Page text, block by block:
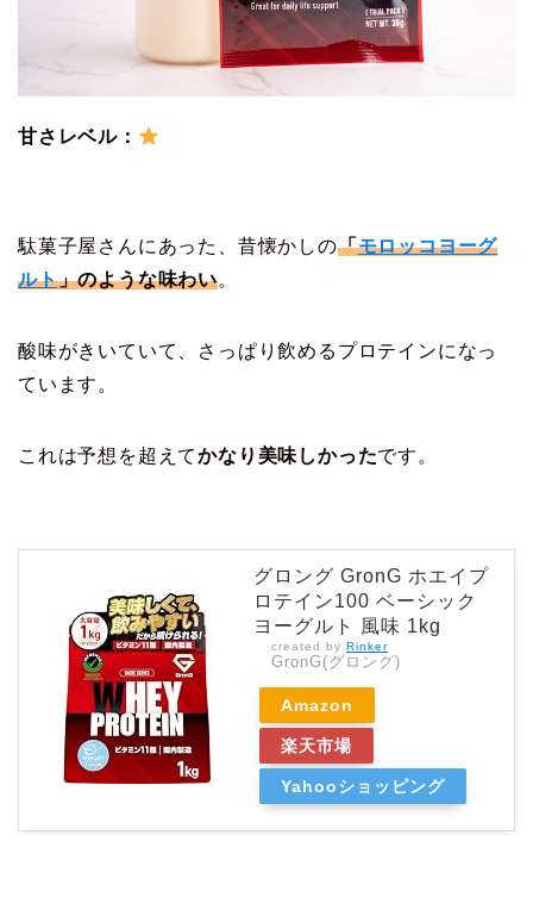
甘さレベル：
駄菓子屋さんにあった、昔懐かしの「モロッコヨーグ
ルト」のような味わい。
酸味がきいていて、さっぱり飲めるプロテインになっ
ています。
これは予想を超えてかなり美味しかったです。
グロング GronG ホエイプ
ロテイン100 ベーシック
ヨーグルト 風味 1kg
created by Rinker
GronG(グロング)
Amazon
楽天市場
Yahooショッピング